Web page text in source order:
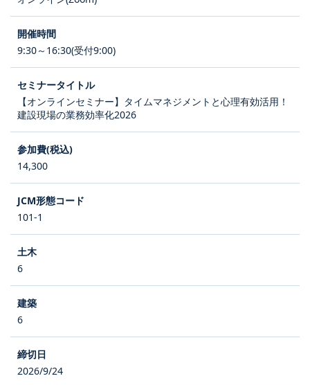
9:30～16:30(受付9:00)
【オンラインセミナー】タイムマネジメントと心理有効活用！
建設現場の業務効率化2026
14,300
101-1
6
6
2026/9/24